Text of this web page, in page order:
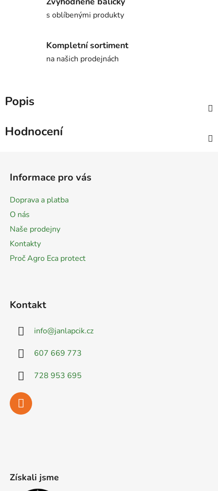
s oblíbenými produkty
Kompletní sortiment
na našich prodejnách
Popis
Hodnocení
Informace pro vás
Doprava a platba
O nás
Naše prodejny
Kontakty
Proč Agro Eca protect
Kontakt
info@janlapcik.cz
607 669 773
728 953 695
Získali jsme